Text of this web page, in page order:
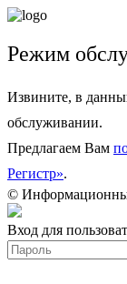
Режим
Извините, в
обслуживании.
Предлагаем Вам
Регистр».
©
Вход для